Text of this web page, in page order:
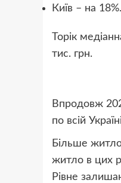
Київ – на 18%.
Торік
тис. грн.
Впродовж
по всій
Більше
житло в цих
Рівне